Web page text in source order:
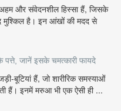
और संवेदनशील हिस्सा हैं, जिसके
मुश्किल है। इन आंखों की मदद से
जानें इसके चमत्कारी फायदे
बूटियां हैं, जो शारीरिक समस्याओं
हैं। इनमें मरुआ भी एक ऐसी ही ...